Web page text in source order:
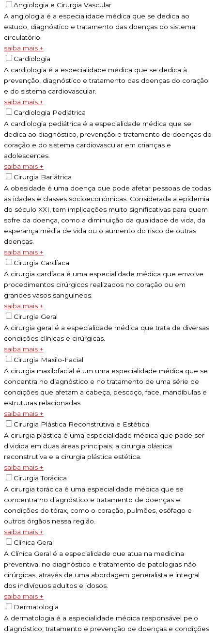
Angiologia e Cirurgia Vascular
A angiologia é a especialidade médica que se dedica ao
estudo, diagnóstico e tratamento das doenças do sistema
circulatório.
saiba mais +
Cardiologia
A cardiologia é a especialidade médica que se dedica à
prevenção, diagnóstico e tratamento das doenças do coração
e do sistema cardiovascular.
saiba mais +
Cardiologia Pediátrica
A cardiologia pediátrica é a especialidade médica que se
dedica ao diagnóstico, prevenção e tratamento de doenças do
coração e do sistema cardiovascular em crianças e
adolescentes.
saiba mais +
Cirurgia Bariátrica
A obesidade é uma doença que pode afetar pessoas de todas
as idades e classes socioeconómicas. Considerada a epidemia
do século XXI, tem implicações muito significativas para quem
sofre da doença, como a diminuição da qualidade de vida, da
esperança média de vida ou o aumento do risco de outras
doenças.
saiba mais +
Cirurgia Cardíaca
A cirurgia cardíaca é uma especialidade médica que envolve
procedimentos cirúrgicos realizados no coração ou em
grandes vasos sanguíneos.
saiba mais +
Cirurgia Geral
A cirurgia geral é a especialidade médica que trata de diversas
condições clínicas e cirúrgicas.
saiba mais +
Cirurgia Maxilo-Facial
A cirurgia maxilofacial é um uma especialidade médica que se
concentra no diagnóstico e no tratamento de uma série de
condições que afetam a cabeça, pescoço, face, mandíbulas e
estruturas relacionadas.
saiba mais +
Cirurgia Plástica Reconstrutiva e Estética
A cirurgia plástica é uma especialidade médica que pode ser
dividida em duas áreas principais: a cirurgia plástica
reconstrutiva e a cirurgia plástica estética.
saiba mais +
Cirurgia Torácica
A cirurgia torácica é uma especialidade médica que se
concentra no diagnóstico e tratamento de doenças e
condições do tórax, como o coração, pulmões, esófago e
outros órgãos nessa região.
saiba mais +
Clínica Geral
A Clínica Geral é a especialidade que atua na medicina
preventiva, no diagnóstico e tratamento de patologias não
cirúrgicas, através de uma abordagem generalista e integral
dos indivíduos adultos e idosos.
saiba mais +
Dermatologia
A dermatologia é a especialidade médica responsável pelo
diagnóstico, tratamento e prevenção de doenças e condições